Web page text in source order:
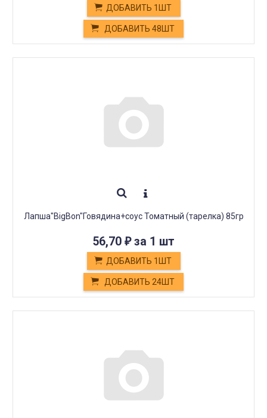
ДОБАВИТЬ 1ШТ
ДОБАВИТЬ 48ШТ
Лапша"BigBon"Говядина+соус Томатный (тарелка) 85гр
56,70 ₽за 1 шт
ДОБАВИТЬ 1ШТ
ДОБАВИТЬ 24ШТ